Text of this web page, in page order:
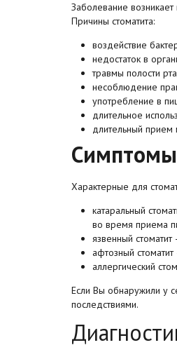
Заболевание
Причины стоматита:
воздействие
недостаток в
травмы полости
несоблюдение
употребление в
длительное
длительный прием
Характерные для
катаральный
во время приема
язвенный
афтозный
аллергический
Если Вы обнаружили у
последствиями.